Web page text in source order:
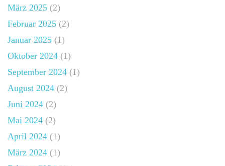
März 2025 (2)
Februar 2025 (2)
Januar 2025 (1)
Oktober 2024 (1)
September 2024 (1)
August 2024 (2)
Juni 2024 (2)
Mai 2024 (2)
April 2024 (1)
März 2024 (1)